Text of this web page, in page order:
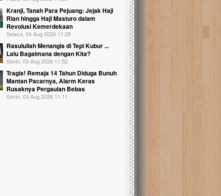
Kranji, Tanah Para Pejuang: Jejak Haji
Rian hingga Haji Masturo dalam
Revolusi Kemerdekaan
Selasa, 04 Aug 2026 11:28
Rasulullah Menangis di Tepi Kubur ...
Lalu Bagaimana dengan Kita?
Senin, 03 Aug 2026 11:52
Tragis! Remaja 14 Tahun Diduga Bunuh
Mantan Pacarnya, Alarm Keras
Rusaknya Pergaulan Bebas
Senin, 03 Aug 2026 11:11